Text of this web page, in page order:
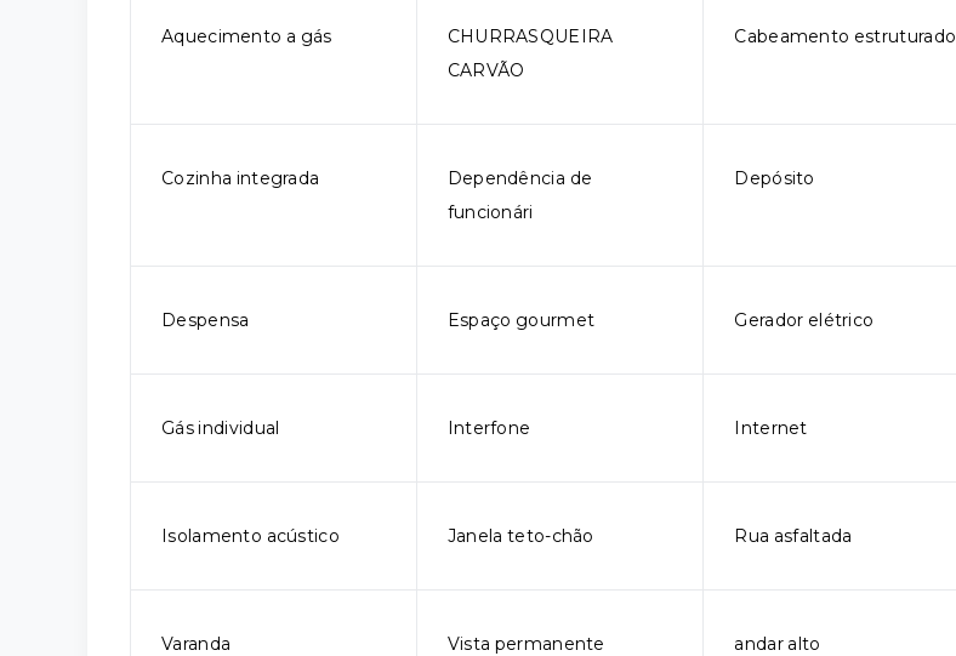
Aquecimento a gás
CHURRASQUEIRA
CARVÃO
Cabeamento estruturado
Cozinha integrada
Dependência de
funcionári
Depósito
Despensa Espaço gourmet Gerador elétrico
Gás individual Interfone Internet
Isolamento acústico Janela teto-chão Rua asfaltada
Varanda Vista permanente andar alto